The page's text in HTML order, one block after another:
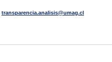
transparencia.analisis@umag.cl